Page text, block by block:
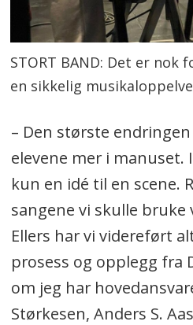
STORT BAND: Det er nok
en sikkelig
– Den største
elevene mer i manuset.
kun en idé til en scene.
sangene vi skulle bruke
Ellers har vi videreført
prosess og opplegg fra
om jeg har
Størkesen, Anders S.